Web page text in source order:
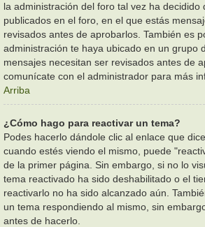
la administración del foro tal vez ha decidido
publicados en el foro, en el que estás
revisados antes de aprobarlos. También es
administración te haya ubicado en un grupo
mensajes necesitan ser revisados antes de
comunícate con el administrador para más
Arriba
¿Cómo hago para reactivar un tema?
Podes hacerlo dándole clic al enlace que
cuando estés viendo el mismo, puede
de la primer página. Sin embargo, si no lo
tema reactivado ha sido deshabilitado o el
reactivarlo no ha sido alcanzado aún.
un tema respondiendo al mismo, sin
antes de hacerlo.